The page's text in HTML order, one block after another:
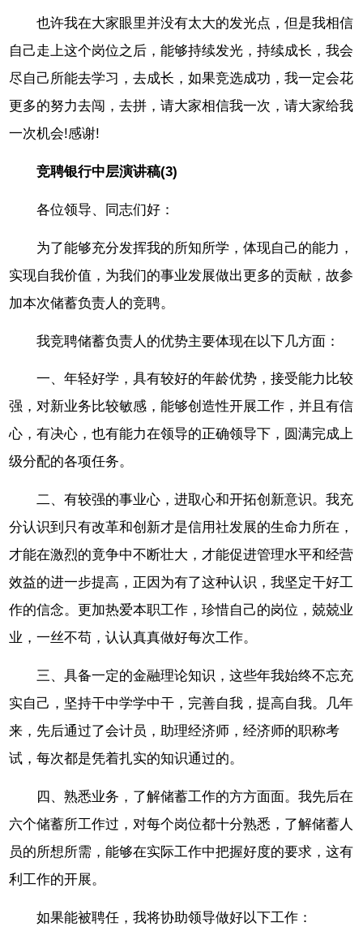
也许我在大家眼里并没有太大的发光点，但是我相信
自己走上这个岗位之后，能够持续发光，持续成长，我会
尽自己所能去学习，去成长，如果竞选成功，我一定会花
更多的努力去闯，去拼，请大家相信我一次，请大家给我
一次机会!感谢!
竞聘银行中层演讲稿(3)
各位领导、同志们好：
为了能够充分发挥我的所知所学，体现自己的能力，
实现自我价值，为我们的事业发展做出更多的贡献，故参
加本次储蓄负责人的竞聘。
我竞聘储蓄负责人的优势主要体现在以下几方面：
一、年轻好学，具有较好的年龄优势，接受能力比较
强，对新业务比较敏感，能够创造性开展工作，并且有信
心，有决心，也有能力在领导的正确领导下，圆满完成上
级分配的各项任务。
二、有较强的事业心，进取心和开拓创新意识。我充
分认识到只有改革和创新才是信用社发展的生命力所在，
才能在激烈的竟争中不断壮大，才能促进管理水平和经营
效益的进一步提高，正因为有了这种认识，我坚定干好工
作的信念。更加热爱本职工作，珍惜自己的岗位，兢兢业
业，一丝不苟，认认真真做好每次工作。
三、具备一定的金融理论知识，这些年我始终不忘充
实自己，坚持干中学学中干，完善自我，提高自我。几年
来，先后通过了会计员，助理经济师，经济师的职称考
试，每次都是凭着扎实的知识通过的。
四、熟悉业务，了解储蓄工作的方方面面。我先后在
六个储蓄所工作过，对每个岗位都十分熟悉，了解储蓄人
员的所想所需，能够在实际工作中把握好度的要求，这有
利工作的开展。
如果能被聘任，我将协助领导做好以下工作：